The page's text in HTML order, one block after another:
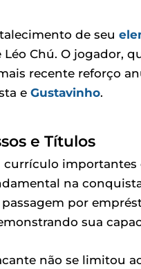
de seu
Chú. O jogador,
recente reforço
e Gustavinho.
e Títulos
currículo
na
por
sua
não se limitou